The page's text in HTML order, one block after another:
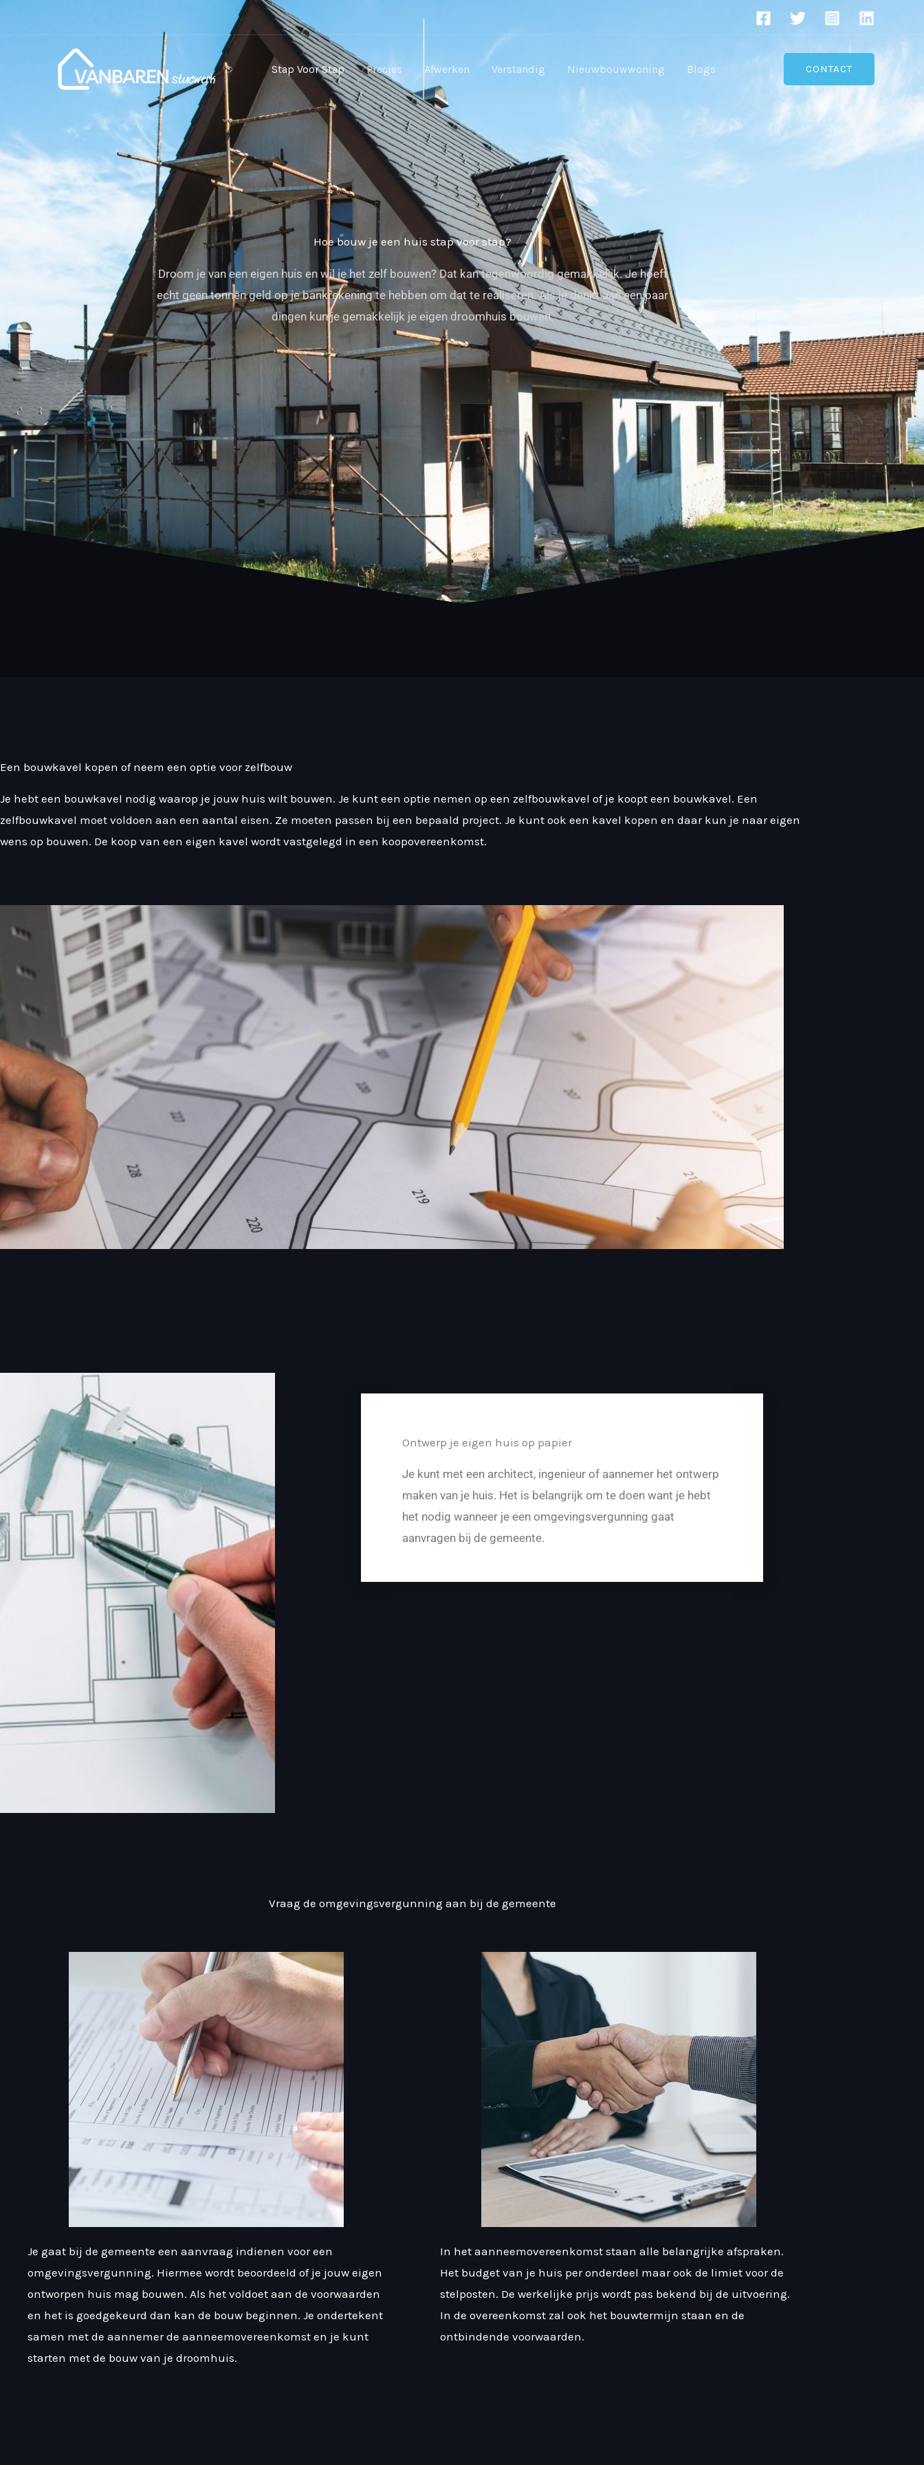
Stap Voor Stap Precies Afwerken Verstandig Nieuwbouwwoning Blogs CONTACT
Hoe bouw je een huis stap voor stap?
Droom je van een eigen huis en wil je het zelf bouwen? Dat kan tegenwoordig gemakkelijk. Je hoeft
echt geen tonnen geld op je bankrekening te hebben om dat te realiseren. Als je denkt aan een paar
dingen kun je gemakkelijk je eigen droomhuis bouwen.
Een bouwkavel kopen of neem een optie voor zelfbouw
Je hebt een bouwkavel nodig waarop je jouw huis wilt bouwen. Je kunt een optie nemen op een zelfbouwkavel of je koopt een bouwkavel. Een
zelfbouwkavel moet voldoen aan een aantal eisen. Ze moeten passen bij een bepaald project. Je kunt ook een kavel kopen en daar kun je naar eigen
wens op bouwen. De koop van een eigen kavel wordt vastgelegd in een koopovereenkomst.
Ontwerp je eigen huis op papier
Je kunt met een architect, ingenieur of aannemer het ontwerp
maken van je huis. Het is belangrijk om te doen want je hebt
het nodig wanneer je een omgevingsvergunning gaat
aanvragen bij de gemeente.
Vraag de omgevingsvergunning aan bij de gemeente
Je gaat bij de gemeente een aanvraag indienen voor een
omgevingsvergunning. Hiermee wordt beoordeeld of je jouw eigen
ontworpen huis mag bouwen. Als het voldoet aan de voorwaarden
en het is goedgekeurd dan kan de bouw beginnen. Je ondertekent
samen met de aannemer de aanneemovereenkomst en je kunt
starten met de bouw van je droomhuis.
In het aanneemovereenkomst staan alle belangrijke afspraken.
Het budget van je huis per onderdeel maar ook de limiet voor de
stelposten. De werkelijke prijs wordt pas bekend bij de uitvoering.
In de overeenkomst zal ook het bouwtermijn staan en de
ontbindende voorwaarden.